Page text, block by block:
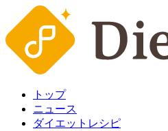
トップ
ニュース
ダイエットレシピ